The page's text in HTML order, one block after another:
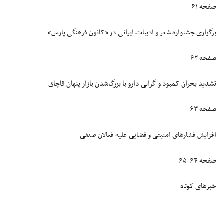
صفحه ۶۱
برگزاری جشنواره شعر و ادبیات ایرانی در «کانون فرهنگی پارس»
صفحه ۶۲
تشدید بحران کمبود و گرانی دارو با بزرگ‌شدن بازار پنهان قاچاق
صفحه ۶۳
افزایش فشارهای امنیتی و قضایی علیه فعالان صنفی
صفحه ۶۴-۶۵
خبرهای کوتاه